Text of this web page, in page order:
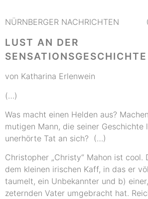
NÜRNBERGER NACHRICHTEN
LUST AN DER
SENSATIONSGESCHICHTE
von Katharina Erlenwein
(…)
Was macht einen Helden aus?
mutigen Mann, die seiner Geschichte
unerhörte Tat an sich? (…)
Christopher „Christy“ Mahon ist cool.
dem kleinen irischen Kaff, in das er
taumelt, ein Unbekannter und b)
zeternden Vater umgebracht hat.